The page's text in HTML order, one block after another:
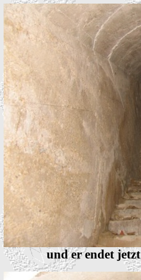
und er endet